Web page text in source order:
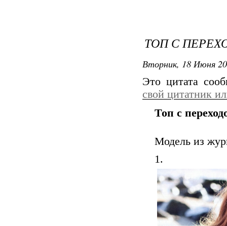
ТОП С
Вторник, 18 Июня
Это цитата
свой цитатник
Топ с
Модель из
1.